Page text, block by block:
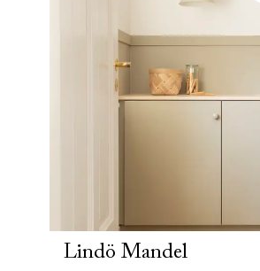
Lindö Mandel